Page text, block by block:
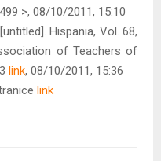
>, 08/10/2011, 15:10
Hispania, Vol. 68,
of Teachers of
link, 08/10/2011, 15:36
link